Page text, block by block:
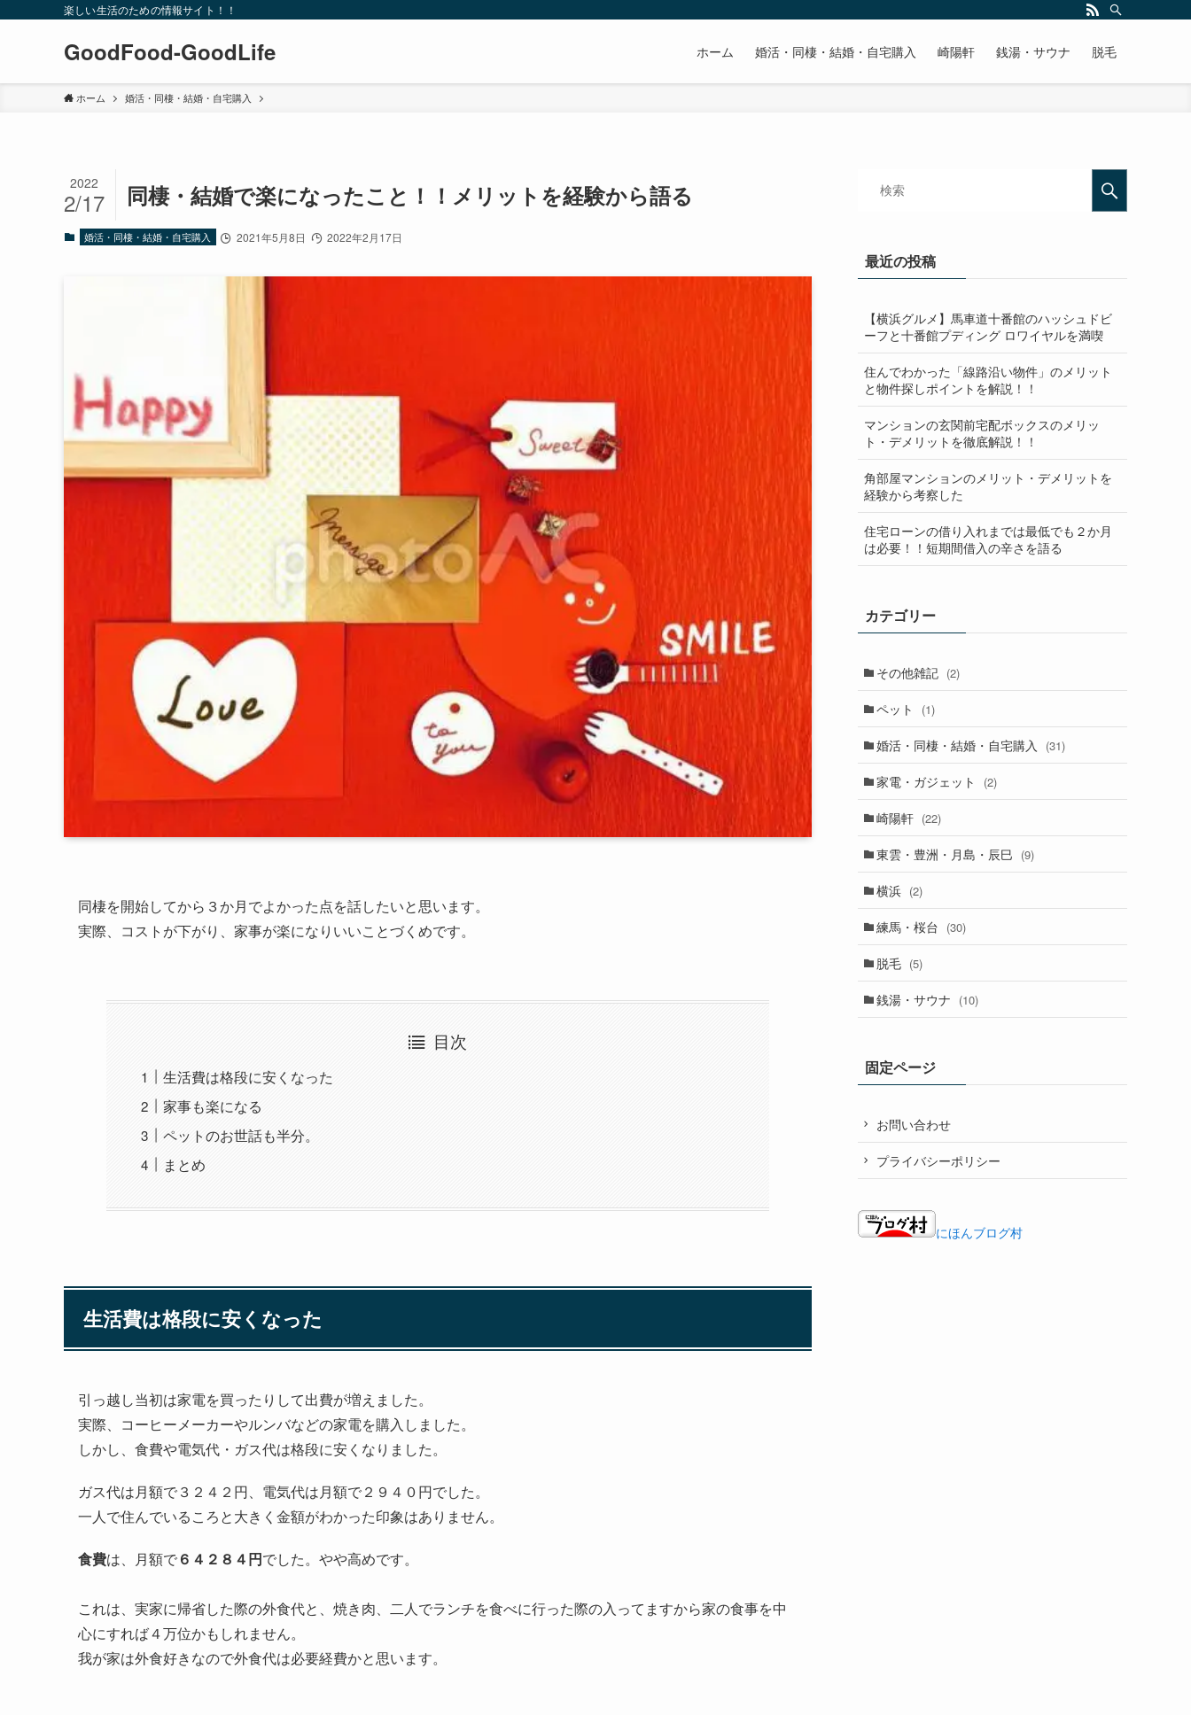
楽しい生活のための情報サイト！！
GoodFood-GoodLife ホーム 婚活・同棲・結婚・自宅購入 崎陽軒 銭湯・サウナ 脱毛
ホーム 婚活・同棲・結婚・自宅購入
同棲・結婚で楽になったこと！！メリットを経験から語る
2022
2/17
婚活・同棲・結婚・自宅購入 2021年5月8日 2022年2月17日
同棲を開始してから３か月でよかった点を話したいと思います。
実際、コストが下がり、家事が楽になりいいことづくめです。
目次
生活費は格段に安くなった
家事も楽になる
ペットのお世話も半分。
まとめ
生活費は格段に安くなった
引っ越し当初は家電を買ったりして出費が増えました。
実際、コーヒーメーカーやルンバなどの家電を購入しました。
しかし、食費や電気代・ガス代は格段に安くなりました。
ガス代は月額で３２４２円、電気代は月額で２９４０円でした。
一人で住んでいるころと大きく金額がわかった印象はありません。
食費は、月額で６４２８４円でした。やや高めです。
これは、実家に帰省した際の外食代と、焼き肉、二人でランチを食べに行った際の入ってますから家の食事を中
心にすれば４万位かもしれません。
我が家は外食好きなので外食代は必要経費かと思います。
最近の投稿
【横浜グルメ】馬車道十番館のハッシュドビ
ーフと十番館プディング ロワイヤルを満喫
住んでわかった「線路沿い物件」のメリット
と物件探しポイントを解説！！
マンションの玄関前宅配ボックスのメリッ
ト・デメリットを徹底解説！！
角部屋マンションのメリット・デメリットを
経験から考察した
住宅ローンの借り入れまでは最低でも２か月
は必要！！短期間借入の辛さを語る
カテゴリー
その他雑記 (2)
ペット (1)
婚活・同棲・結婚・自宅購入 (31)
家電・ガジェット (2)
崎陽軒 (22)
東雲・豊洲・月島・辰巳 (9)
横浜 (2)
練馬・桜台 (30)
脱毛 (5)
銭湯・サウナ (10)
固定ページ
お問い合わせ
プライバシーポリシー
にほんブログ村